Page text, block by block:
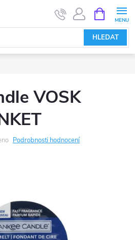
HLEDAT
NÁKUPNÍ
KOŠÍK
VOSK
Podrobnosti hodnocení